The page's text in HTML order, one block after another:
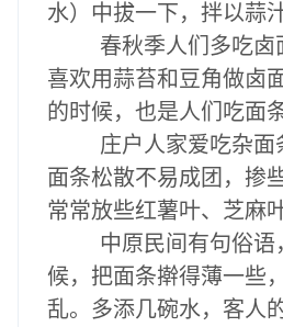
水）中拔一下，拌以蒜
春秋季人们多吃卤
喜欢用蒜苔和豆角做卤
的时候，也是人们吃面
庄户人家爱吃杂面
面条松散不易成团，掺
常常放些红薯叶、芝麻
中原民间有句俗语
候，把面条擀得薄一些
乱。多添几碗水，客人